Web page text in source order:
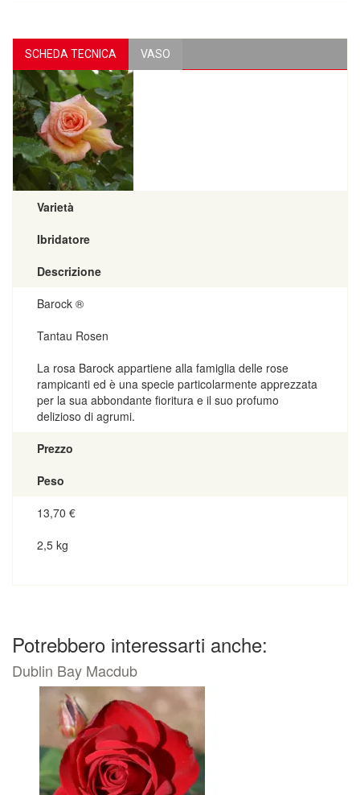
SCHEDA TECNICA VASO
Varietà
Ibridatore
Descrizione
Barock ®
Tantau Rosen
La rosa Barock appartiene alla famiglia delle rose
rampicanti ed è una specie particolarmente apprezzata
per la sua abbondante fioritura e il suo profumo
delizioso di agrumi.
Prezzo
Peso
13,70 €
2,5 kg
Potrebbero interessarti anche:
Dublin Bay Macdub